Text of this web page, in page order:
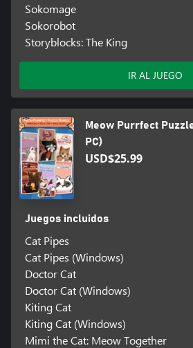
Sokomage
Sokorobot
Storyblocks: The King
IR AL JUEGO
Meow Purrfect
PC)
USD$25.99
Juegos incluidos
Cat Pipes
Cat Pipes (Windows)
Doctor Cat
Doctor Cat (Windows)
Kiting Cat
Kiting Cat (Windows)
Mimi the Cat: Meow Together